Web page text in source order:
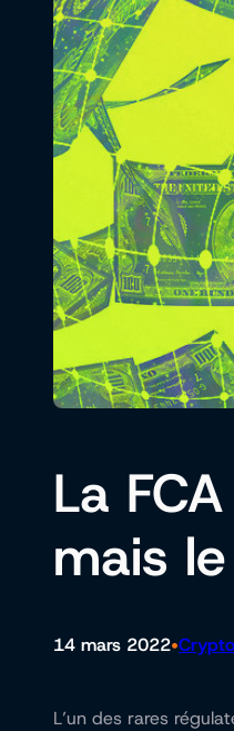
La
mais
14 mars 2022•
L’un des rares